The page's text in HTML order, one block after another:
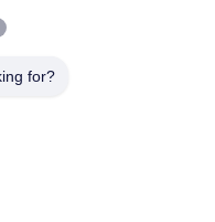
for?